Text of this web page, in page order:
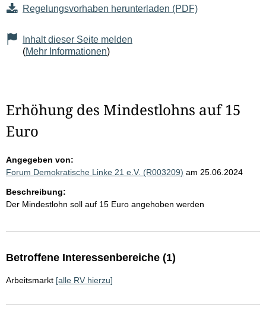
Regelungsvorhaben herunterladen (PDF)
Inhalt dieser Seite melden
(Mehr Informationen)
Erhöhung des Mindestlohns auf 15
Euro
Angegeben von:
Forum Demokratische Linke 21 e.V. (R003209) am 25.06.2024
Beschreibung:
Der Mindestlohn soll auf 15 Euro angehoben werden
Betroffene Interessenbereiche (1)
Arbeitsmarkt [alle RV hierzu]